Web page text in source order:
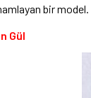
bir model.
Gül